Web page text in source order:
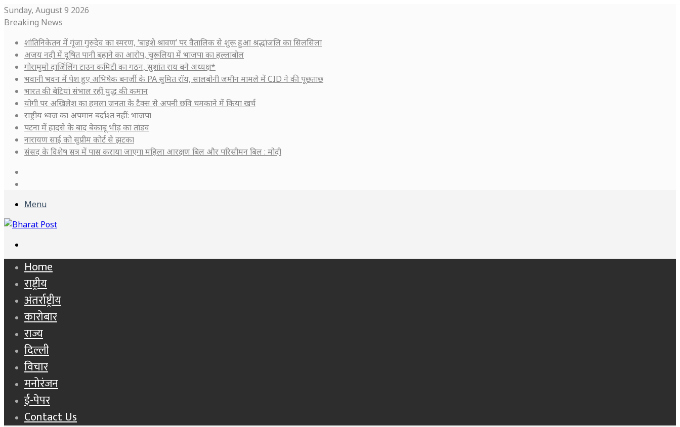
Sunday, August 9 2026
Breaking News
शांतिनिकेतन में गूंजा गुरुदेव का स्मरण, ‘बाइशे श्रावण’ पर वैतालिक से शुरू हुआ श्रद्धांजलि का सिलसिला
अजय नदी में दूषित पानी बहाने का आरोप, चुरूलिया में भाजपा का हल्लाबोल
गोरामुमो दार्जिलिंग टाउन कमिटी का गठन, सुशांत राय बने अध्यक्ष*
भवानी भवन में पेश हुए अभिषेक बनर्जी के PA सुमित रॉय, सालबोनी जमीन मामले में CID ने की पूछताछ
भारत की बेटियां संभाल रहीं युद्ध की कमान
योगी पर अखिलेश का हमला जनता के टैक्स से अपनी छवि चमकाने में किया खर्च
राष्ट्रीय ध्वज का अपमान बर्दाश्त नहीं: भाजपा
पटना में हादसे के बाद बेकाबू भीड़ का तांडव
नारायण साईं को सुप्रीम कोर्ट से झटका
संसद के विशेष सत्र में पास कराया जाएगा महिला आरक्षण बिल और परिसीमन बिल : मोदी
Menu
for
Home
राष्ट्रीय
अंतर्राष्ट्रीय
कारोबार
राज्य
दिल्ली
विचार
मनोरंजन
ई-पेपर
Contact Us